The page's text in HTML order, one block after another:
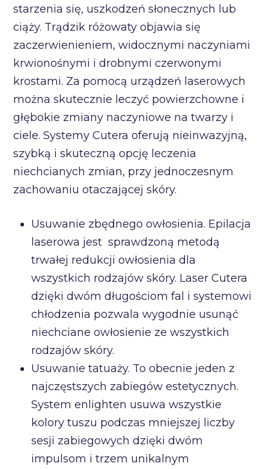
starzenia się, uszkodzeń słonecznych lub
ciąży. Trądzik różowaty objawia się
zaczerwienieniem, widocznymi naczyniami
krwionośnymi i drobnymi czerwonymi
krostami. Za pomocą urządzeń laserowych
można skutecznie leczyć powierzchowne i
głębokie zmiany naczyniowe na twarzy i
ciele. Systemy Cutera oferują nieinwazyjną,
szybką i skuteczną opcję leczenia
niechcianych zmian, przy jednoczesnym
zachowaniu otaczającej skóry.
Usuwanie zbędnego owłosienia. Epilacja
laserowa jest sprawdzoną metodą
trwałej redukcji owłosienia dla
wszystkich rodzajów skóry. Laser Cutera
dzięki dwóm długościom fal i systemowi
chłodzenia pozwala wygodnie usunąć
niechciane owłosienie ze wszystkich
rodzajów skóry.
Usuwanie tatuaży. To obecnie jeden z
najczęstszych zabiegów estetycznych.
System enlighten usuwa wszystkie
kolory tuszu podczas mniejszej liczby
sesji zabiegowych dzięki dwóm
impulsom i trzem unikalnym